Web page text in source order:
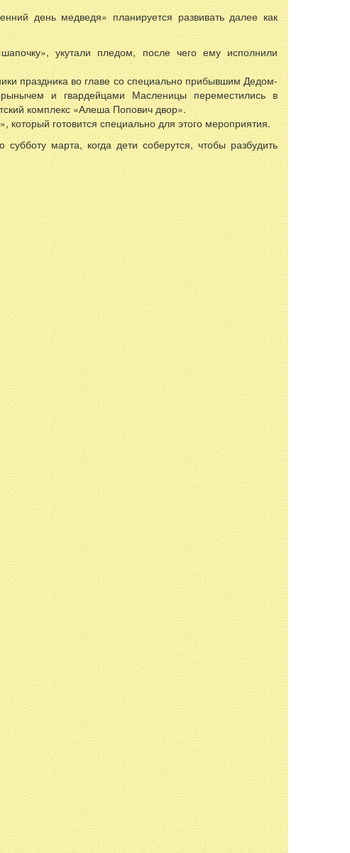
день медведя» планируется развивать далее как
укутали пледом, после чего ему исполнили
праздника во главе со специально прибывшим Дедом-
и гвардейцами Масленицы переместились в
комплекс «Алеша Попович двор».
готовится специально для этого мероприятия.
марта, когда дети соберутся, чтобы разбудить